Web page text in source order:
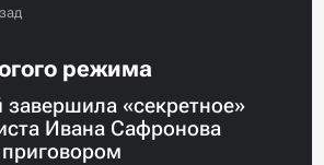
режима
завершила «секретное»
Ивана Сафронова